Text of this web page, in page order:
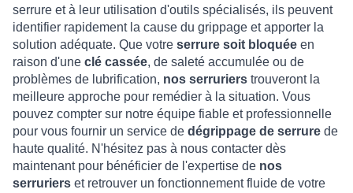
serrure et à leur utilisation d'outils spécialisés, ils peuvent
identifier rapidement la cause du grippage et apporter la
solution adéquate. Que votre serrure soit bloquée en
raison d'une clé cassée, de saleté accumulée ou de
problèmes de lubrification, nos serruriers trouveront la
meilleure approche pour remédier à la situation. Vous
pouvez compter sur notre équipe fiable et professionnelle
pour vous fournir un service de dégrippage de serrure de
haute qualité. N'hésitez pas à nous contacter dès
maintenant pour bénéficier de l'expertise de nos
serruriers et retrouver un fonctionnement fluide de votre